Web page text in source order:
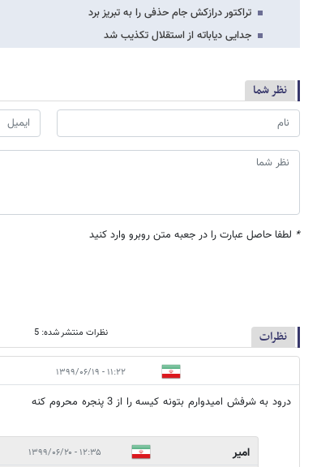
تراکتور درازکش جام حذفی را به تبریز برد
جدایی دیاباته از استقلال تکذیب شد
نظر شما
* لطفا حاصل عبارت را در جعبه متن روبرو وارد کنید
نظرات نظرات منتشر شده: 5
۱۱:۲۲ - ۱۳۹۹/۰۶/۱۹
درود به شرفش امیدوارم بتونه کیسه را از 3 پنجره محروم کنه
امیر ۱۲:۳۵ - ۱۳۹۹/۰۶/۲۰